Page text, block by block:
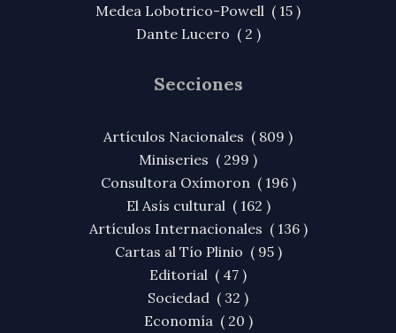
Medea Lobotrico-Powell ( 15 )
Dante Lucero ( 2 )
Secciones
Artículos Nacionales ( 809 )
Miniseries ( 299 )
Consultora Oxímoron ( 196 )
El Asís cultural ( 162 )
Artículos Internacionales ( 136 )
Cartas al Tío Plinio ( 95 )
Editorial ( 47 )
Sociedad ( 32 )
Economía ( 20 )